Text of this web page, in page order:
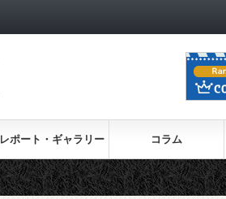
レポート・ギャラリー コラム